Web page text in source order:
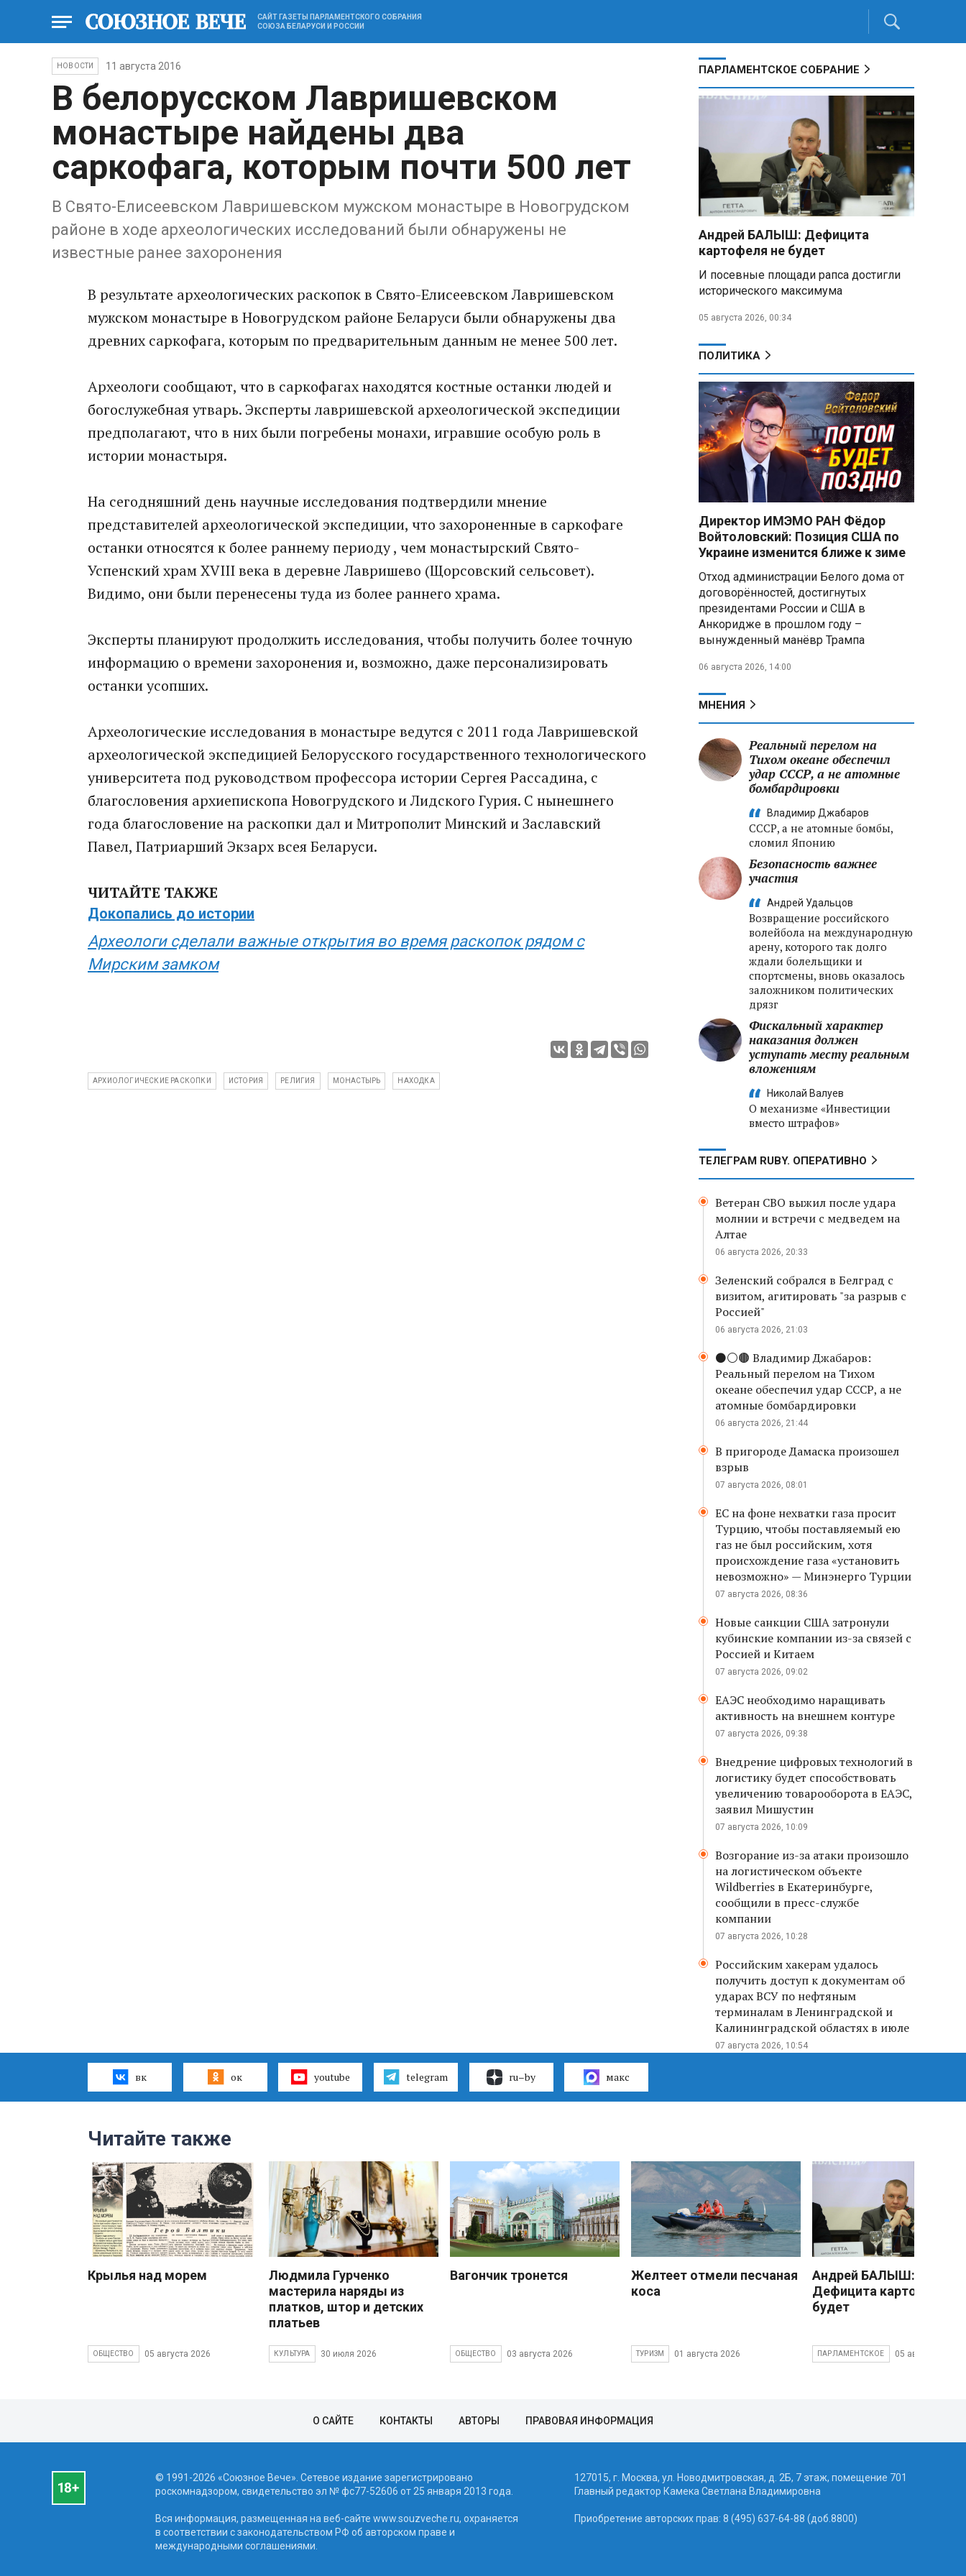
САЙТ ГАЗЕТЫ ПАРЛАМЕНТСКОГО СОБРАНИЯ
СОЮЗА БЕЛАРУСИ И РОССИИ
НОВОСТИ 11 августа 2016
В белорусском Лавришевском
монастыре найдены два
саркофага, которым почти 500 лет
В Свято-Елисеевском Лавришевском мужском монастыре в Новогрудском
районе в ходе археологических исследований были обнаружены не
известные ранее захоронения
В результате археологических раскопок в Свято-Елисеевском Лавришевском
мужском монастыре в Новогрудском районе Беларуси были обнаружены два
древних саркофага, которым по предварительным данным не менее 500 лет.
Археологи сообщают, что в саркофагах находятся костные останки людей и
богослужебная утварь. Эксперты лавришевской археологической экспедиции
предполагают, что в них были погребены монахи, игравшие особую роль в
истории монастыря.
На сегодняшний день научные исследования подтвердили мнение
представителей археологической экспедиции, что захороненные в саркофаге
останки относятся к более раннему периоду , чем монастырский Свято-
Успенский храм XVIII века в деревне Лавришево (Щорсовский сельсовет).
Видимо, они были перенесены туда из более раннего храма.
Эксперты планируют продолжить исследования, чтобы получить более точную
информацию о времени захоронения и, возможно, даже персонализировать
останки усопших.
Археологические исследования в монастыре ведутся с 2011 года Лавришевской
археологической экспедицией Белорусского государственного технологического
университета под руководством профессора истории Сергея Рассадина, с
благословения архиепископа Новогрудского и Лидского Гурия. С нынешнего
года благословение на раскопки дал и Митрополит Минский и Заславский
Павел, Патриарший Экзарх всея Беларуси.
ЧИТАЙТЕ ТАКЖЕ
Докопались до истории
Археологи сделали важные открытия во время раскопок рядом с
Мирским замком
АРХИОЛОГИЧЕСКИЕ РАСКОПКИ ИСТОРИЯ РЕЛИГИЯ МОНАСТЫРЬ НАХОДКА
ПАРЛАМЕНТСКОЕ СОБРАНИЕ
Андрей БАЛЫШ: Дефицита
картофеля не будет
И посевные площади рапса достигли
исторического максимума
05 августа 2026, 00:34
ПОЛИТИКА
Директор ИМЭМО РАН Фёдор
Войтоловский: Позиция США по
Украине изменится ближе к зиме
Отход администрации Белого дома от
договорённостей, достигнутых
президентами России и США в
Анкоридже в прошлом году –
вынужденный манёвр Трампа
06 августа 2026, 14:00
МНЕНИЯ
Реальный перелом на
Тихом океане обеспечил
удар СССР, а не атомные
бомбардировки
Владимир Джабаров
СССР, а не атомные бомбы,
сломил Японию
Безопасность важнее
участия
Андрей Удальцов
Возвращение российского
волейбола на международную
арену, которого так долго
ждали болельщики и
спортсмены, вновь оказалось
заложником политических
дрязг
Фискальный характер
наказания должен
уступать месту реальным
вложениям
Николай Валуев
О механизме «Инвестиции
вместо штрафов»
ТЕЛЕГРАМ RUBY. ОПЕРАТИВНО
Ветеран СВО выжил после удара
молнии и встречи с медведем на
Алтае
06 августа 2026, 20:33
Зеленский собрался в Белград с
визитом, агитировать "за разрыв с
Россией"
06 августа 2026, 21:03
⚫️⚪️🟤 Владимир Джабаров:
Реальный перелом на Тихом
океане обеспечил удар СССР, а не
атомные бомбардировки
06 августа 2026, 21:44
В пригороде Дамаска произошел
взрыв
07 августа 2026, 08:01
ЕС на фоне нехватки газа просит
Турцию, чтобы поставляемый ею
газ не был российским, хотя
происхождение газа «установить
невозможно» — Минэнерго Турции
07 августа 2026, 08:36
Новые санкции США затронули
кубинские компании из-за связей с
Россией и Китаем
07 августа 2026, 09:02
ЕАЭС необходимо наращивать
активность на внешнем контуре
07 августа 2026, 09:38
Внедрение цифровых технологий в
логистику будет способствовать
увеличению товарооборота в ЕАЭС,
заявил Мишустин
07 августа 2026, 10:09
Возгорание из-за атаки произошло
на логистическом объекте
Wildberries в Екатеринбурге,
сообщили в пресс-службе
компании
07 августа 2026, 10:28
Российским хакерам удалось
получить доступ к документам об
ударах ВСУ по нефтяным
терминалам в Ленинградской и
Калининградской областях в июле
07 августа 2026, 10:54
вк ок youtube telegram ru–by макс
Читайте также
Крылья над морем
ОБЩЕСТВО 05 августа 2026
Людмила Гурченко
мастерила наряды из
платков, штор и детских
платьев
КУЛЬТУРА 30 июля 2026
Вагончик тронется
ОБЩЕСТВО 03 августа 2026
Желтеет отмели песчаная
коса
ТУРИЗМ 01 августа 2026
Андрей БАЛЫШ:
Дефицита картофеля не
будет
ПАРЛАМЕНТСКОЕ 05 августа 2026
О САЙТЕ КОНТАКТЫ АВТОРЫ ПРАВОВАЯ ИНФОРМАЦИЯ
© 1991-2026 «Союзное Вече». Сетевое издание зарегистрировано
роскомнадзором, свидетельство эл № фc77-52606 от 25 января 2013 года.
Вся информация, размещенная на веб-сайте www.souzveche.ru, охраняется
в соответствии с законодательством РФ об авторском праве и
международными соглашениями.
127015, г. Москва, ул. Новодмитровская, д. 2Б, 7 этаж, помещение 701
Главный редактор Камека Светлана Владимировна
Приобретение авторских прав: 8 (495) 637-64-88 (доб.8800)